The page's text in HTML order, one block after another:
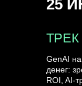
GenAI
денег:
ROI, AI-
25